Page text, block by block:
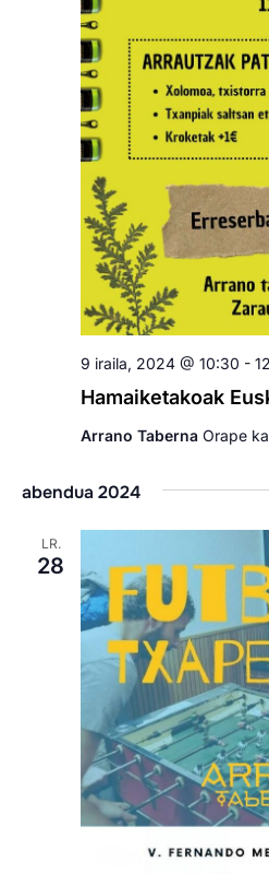
Hamaiketakoak
9 iraila, 2024 @ 10:30 -
Arrano Taberna Orape
abendua 2024
LR.
28